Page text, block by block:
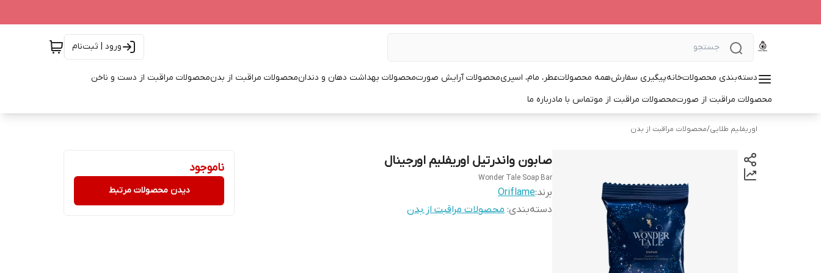
ورود | ثبت‌نام
دسته‌بندی محصولاتخانهپیگیری سفارشهمه محصولاتعطر، مام، اسپریمحصولات آرایش صورتمحصولات بهداشت دهان و دندانمحصولات مراقبت از بدنمحصولات مراقبت از دست و ناخن
محصولات مراقبت از صورتمحصولات مراقبت از موتماس با مادرباره ما
اوریفلیم طلایی/محصولات مراقبت از بدن
صابون واندرتیل اوریفلیم اورجینال
Wonder Tale Soap Bar
برند:Oriflame
دسته‌بندی: محصولات مراقبت از بدن
ناموجود
دیدن محصولات مرتبط